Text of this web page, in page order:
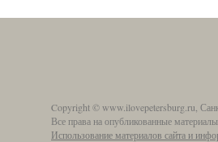
Copyright © www.ilovepetersburg.ru,
Все права на опубликованные
Использование материалов сайта и